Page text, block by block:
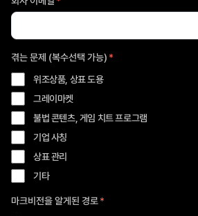
겪는 문제 (복수선택 가능) *
위조상품, 상표 도용
그레이마켓
불법 콘텐츠, 게임 치트 프로그램
기업 사칭
상표 관리
기타
마크비전을 알게된 경로*